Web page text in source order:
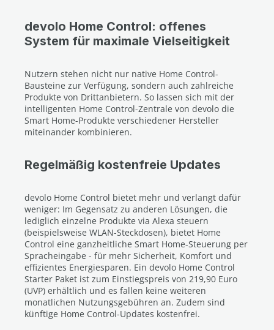
devolo Home Control: offenes
System für maximale Vielseitigkeit
Nutzern stehen nicht nur native Home Control-
Bausteine zur Verfügung, sondern auch zahlreiche
Produkte von Drittanbietern. So lassen sich mit der
intelligenten Home Control-Zentrale von devolo die
Smart Home-Produkte verschiedener Hersteller
miteinander kombinieren.
Regelmäßig kostenfreie Updates
devolo Home Control bietet mehr und verlangt dafür
weniger: Im Gegensatz zu anderen Lösungen, die
lediglich einzelne Produkte via Alexa steuern
(beispielsweise WLAN-Steckdosen), bietet Home
Control eine ganzheitliche Smart Home-Steuerung per
Spracheingabe - für mehr Sicherheit, Komfort und
effizientes Energiesparen. Ein devolo Home Control
Starter Paket ist zum Einstiegspreis von 219,90 Euro
(UVP) erhältlich und es fallen keine weiteren
monatlichen Nutzungsgebühren an. Zudem sind
künftige Home Control-Updates kostenfrei.